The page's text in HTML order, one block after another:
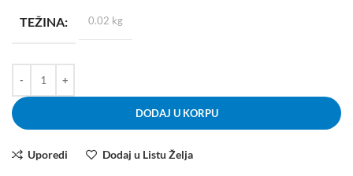
TEŽINA 0.02 kg
DODAJ U KORPU
Uporedi Dodaj u Listu Želja